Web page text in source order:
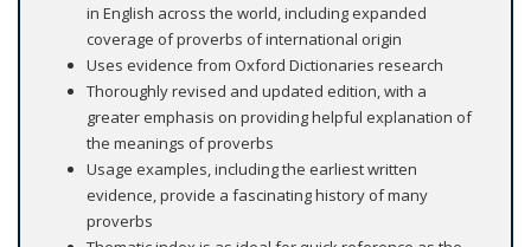
in English across the world, including expanded
coverage of proverbs of international origin
Uses evidence from Oxford Dictionaries research
Thoroughly revised and updated edition, with a
greater emphasis on providing helpful explanation of
the meanings of proverbs
Usage examples, including the earliest written
evidence, provide a fascinating history of many
proverbs